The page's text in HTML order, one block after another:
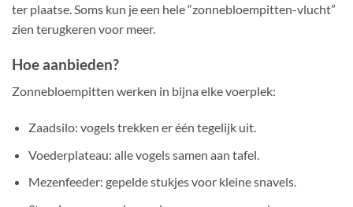
ter plaatse. Soms kun je een hele “zonnebloempitten-vlucht”
zien terugkeren voor meer.
Hoe aanbieden?
Zonnebloempitten werken in bijna elke voerplek:
Zaadsilo: vogels trekken er één tegelijk uit.
Voederplateau: alle vogels samen aan tafel.
Mezenfeeder: gepelde stukjes voor kleine snavels.